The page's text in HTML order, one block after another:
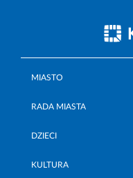
MIASTO
RADA MIASTA
DZIECI
KULTURA